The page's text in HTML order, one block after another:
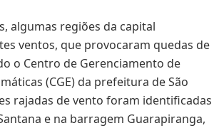
algumas regiões da capital
ventos, que provocaram quedas de
o Centro de Gerenciamento de
(CGE) da prefeitura de São
rajadas de vento foram identificadas
e na barragem Guarapiranga,